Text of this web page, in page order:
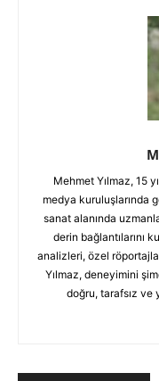
Mehmet Yılmaz, 15
medya kuruluşlarında
sanat alanında
derin bağlantılarını
analizleri, özel
Yılmaz, deneyimini
doğru, tarafsız